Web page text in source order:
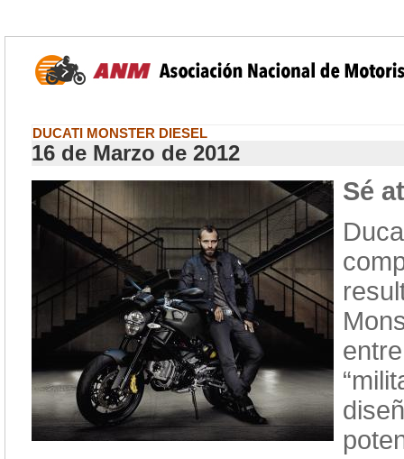
DUCATI MONSTER DIESEL
16 de Marzo de 2012
Sé